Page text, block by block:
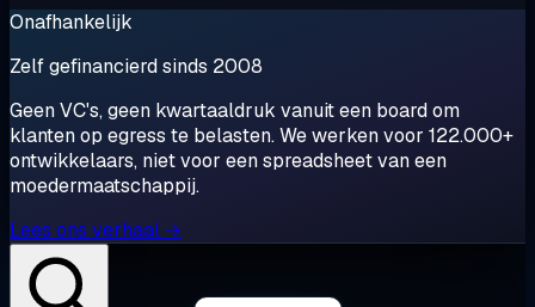
Onafhankelijk
Zelf gefinancierd sinds 2008
Geen VC's, geen kwartaaldruk vanuit een board om
klanten op egress te belasten. We werken voor 122.000+
ontwikkelaars, niet voor een spreadsheet van een
moedermaatschappij.
Lees ons verhaal →